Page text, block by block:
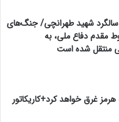
سالگرد شهید طهرانچی/ جنگ‌های
مقدم دفاع ملی، به
منتقل شده است
هرمز غرق خواهد کرد+کاریکاتور